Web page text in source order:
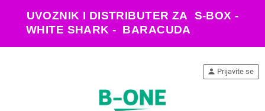
UVOZNIK I DISTRIBUTER ZA S-BOX -
WHITE SHARK - BARACUDA
person Prijavite se